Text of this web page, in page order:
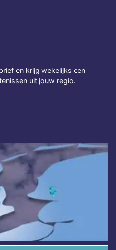
en krijg wekelijks een
uit jouw regio.